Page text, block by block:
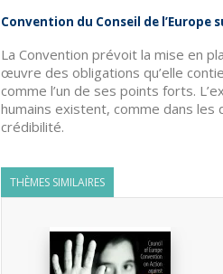
Convention du Conseil de
La Convention prévoit la mise en
œuvre des obligations qu’elle
comme l’un de ses points forts.
humains existent, comme dans
crédibilité.
THÈMES SIMILAIRES